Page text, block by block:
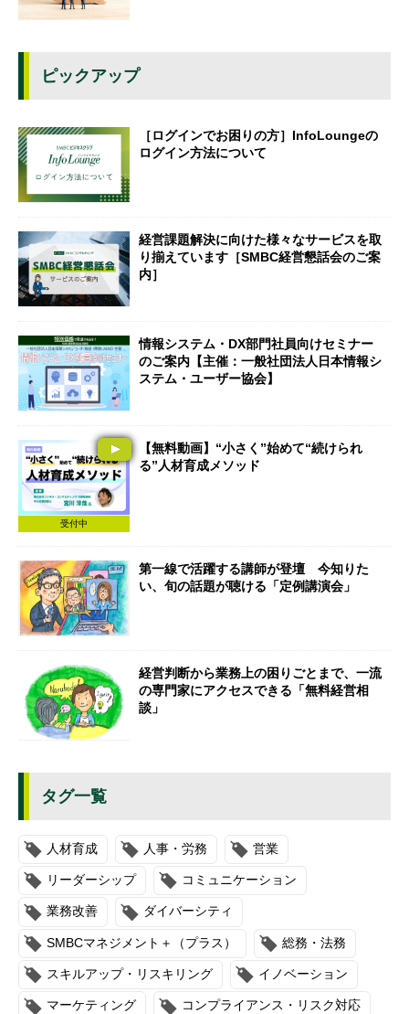
ピックアップ
［ログインでお困りの方］InfoLoungeの
ログイン方法について
経営課題解決に向けた様々なサービスを取
り揃えています［SMBC経営懇話会のご案
内］
情報システム・DX部門社員向けセミナー
のご案内【主催：一般社団法人日本情報シ
ステム・ユーザー協会】
受付中
【無料動画】“小さく”始めて“続けられ
る”人材育成メソッド
第一線で活躍する講師が登壇 今知りた
い、旬の話題が聴ける「定例講演会」
経営判断から業務上の困りごとまで、一流
の専門家にアクセスできる「無料経営相
談」
タグ一覧
人材育成 人事・労務 営業
リーダーシップ コミュニケーション
業務改善 ダイバーシティ
SMBCマネジメント＋（プラス） 総務・法務
スキルアップ・リスキリング イノベーション
マーケティング コンプライアンス・リスク対応